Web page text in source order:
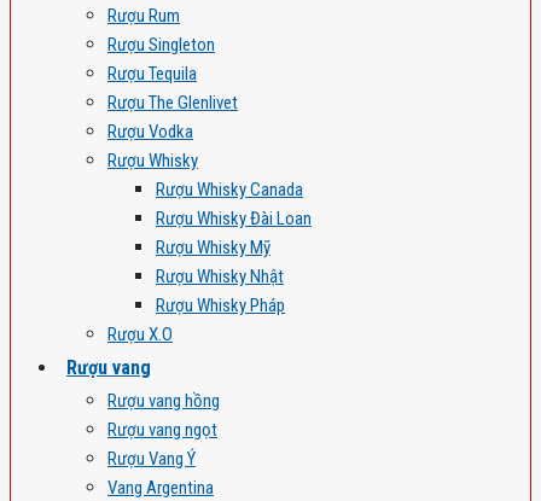
Rượu Rum
Rượu Singleton
Rượu Tequila
Rượu The Glenlivet
Rượu Vodka
Rượu Whisky
Rượu Whisky Canada
Rượu Whisky Đài Loan
Rượu Whisky Mỹ
Rượu Whisky Nhật
Rượu Whisky Pháp
Rượu X.O
Rượu vang
Rượu vang hồng
Rượu vang ngọt
Rượu Vang Ý
Vang Argentina